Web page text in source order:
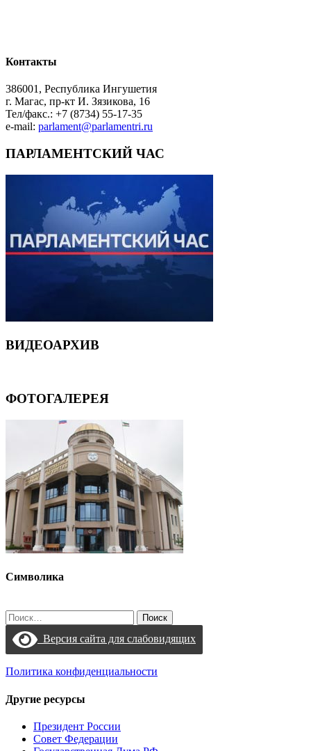
Контакты
386001, Республика Ингушетия
г. Магас, пр-кт И. Зязикова, 16
Тел/факс.: +7 (8734) 55-17-35
e-mail: parlament@parlamentri.ru
ПАРЛАМЕНТСКИЙ ЧАС
ВИДЕОАРХИВ
ФОТОГАЛЕРЕЯ
Символика
Найти:
Версия сайта для слабовидящих
Политика конфиденциальности
Другие ресурсы
Президент России
Совет Федерации